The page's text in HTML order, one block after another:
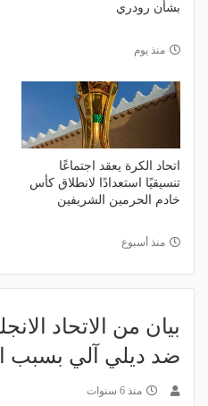
بشأن رودري
منذ يوم
اتحاد الكرة يعقد اجتماعًا
تنسيقيًا استعدادًا لانطلاق كأس
خادم الحرمين الشريفين
منذ أسبوع
بيان من الاتحاد
ضد ديلي آلي بسبب
منذ 6 سنوات